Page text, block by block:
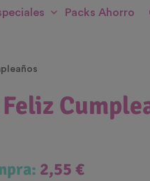
Packs Ahorro
2,55 €